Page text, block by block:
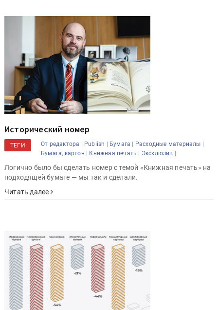
Исторический номер
ТЕГИ От редактора | Publish | Бумага | Расходные материалы |
Бумага, картон | Книжная печать | Эксклюзив |
Логично было бы сделать номер с темой «Книжная печать» на
подходящей бумаге — мы так и сделали.
Читать далее